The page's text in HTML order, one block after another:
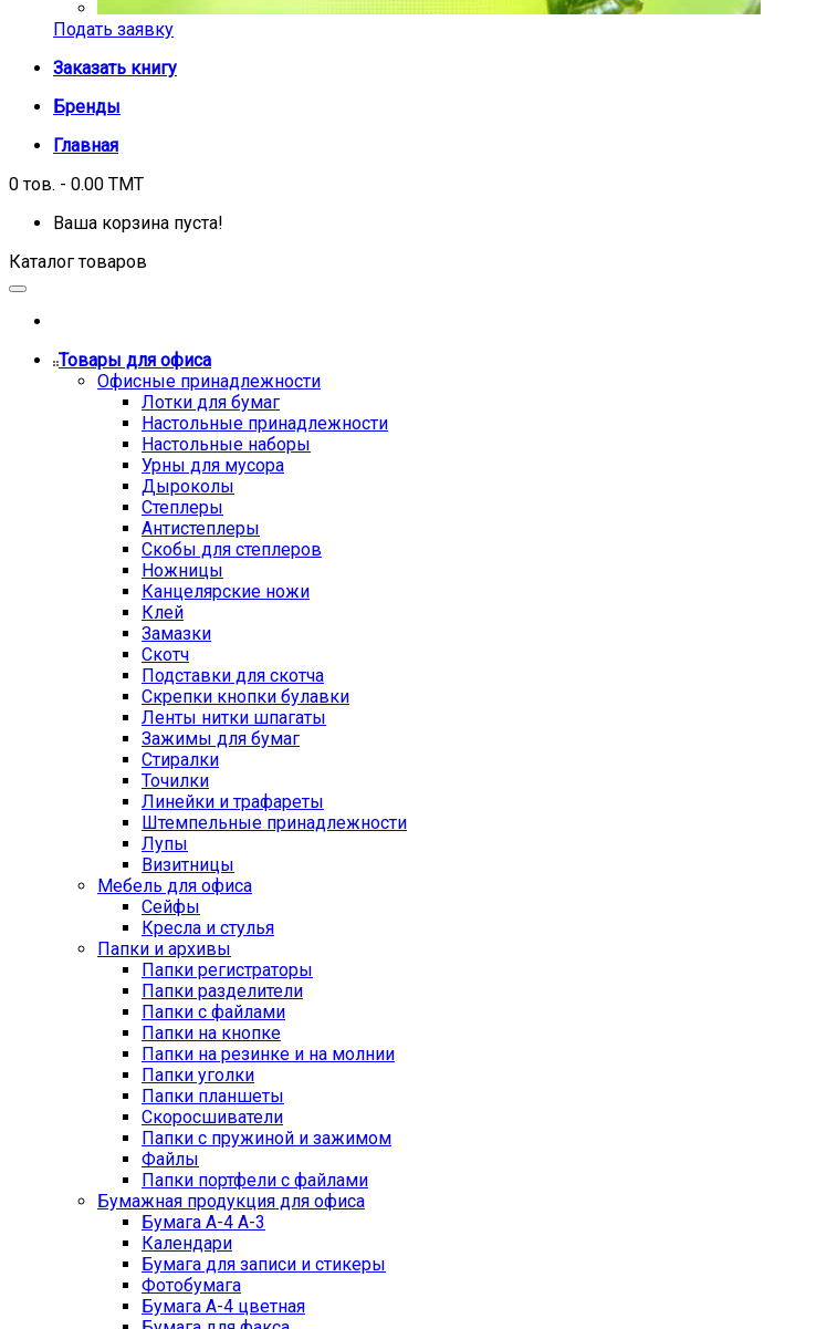
Подать заявку
Заказать книгу
Бренды
Главная
0 тов. - 0.00 TMT
Ваша корзина пуста!
Каталог товаров
Товары для офиса
Офисные принадлежности
Лотки для бумаг
Настольные принадлежности
Настольные наборы
Урны для мусора
Дыроколы
Степлеры
Антистеплеры
Скобы для степлеров
Ножницы
Канцелярские ножи
Клей
Замазки
Скотч
Подставки для скотча
Скрепки кнопки булавки
Ленты нитки шпагаты
Зажимы для бумаг
Стиралки
Точилки
Линейки и трафареты
Штемпельные принадлежности
Лупы
Визитницы
Мебель для офиса
Сейфы
Кресла и стулья
Папки и архивы
Папки регистраторы
Папки разделители
Папки с файлами
Папки на кнопке
Папки на резинке и на молнии
Папки уголки
Папки планшеты
Скоросшиватели
Папки с пружиной и зажимом
Файлы
Папки портфели с файлами
Бумажная продукция для офиса
Бумага А-4 А-3
Календари
Бумага для записи и стикеры
Фотобумага
Бумага А-4 цветная